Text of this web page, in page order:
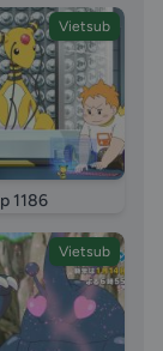
Vietsub
1186
Vietsub